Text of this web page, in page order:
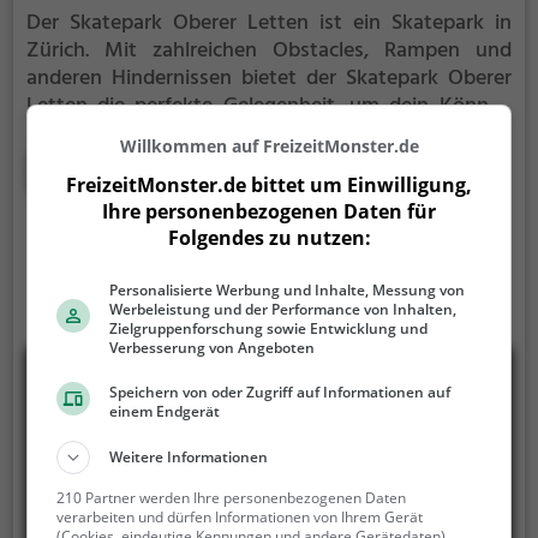
Der Skatepark Oberer Letten ist ein Skatepark in
Zürich. Mit zahlreichen Obstacles, Rampen und
anderen Hindernissen bietet der Skatepark Oberer
Letten die perfekte Gelegenheit, um dein Können
unter Beweis zu stellen. Egal ob erfahrener Skater
oder Anfänger, der Skatepark Oberer Letten hat für
jeden etwas zu bieten - ganz egal, ob du nur ein
wenig üben, oder mit deinen neusten Tricks
angeben möchtest.
Mehr erfahren
Willkommen auf FreizeitMonster.de
FreizeitMonster.de bittet um Einwilligung,
Ihre personenbezogenen Daten für
Folgendes zu nutzen:
Personalisierte Werbung und Inhalte, Messung von
Werbeleistung und der Performance von Inhalten,
Zielgruppenforschung sowie Entwicklung und
Verbesserung von Angeboten
Speichern von oder Zugriff auf Informationen auf
einem Endgerät
Weitere Informationen
210 Partner werden Ihre personenbezogenen Daten
verarbeiten und dürfen Informationen von Ihrem Gerät